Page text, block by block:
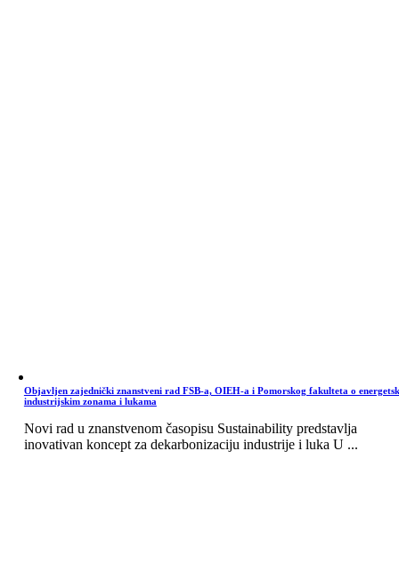
Objavljen zajednički znanstveni rad FSB-a, OIEH-a i Pomorskog fakulteta o
industrijskim zonama i lukama
Novi rad u znanstvenom časopisu Sustainability predstavlja
inovativan koncept za dekarbonizaciju industrije i luka U ...